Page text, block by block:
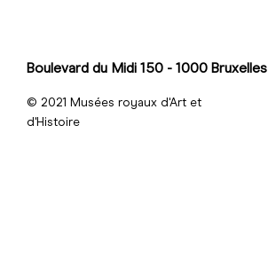
Boulevard du Midi 150 - 1000 Bruxelles
© 2021 Musées royaux d'Art et
d'Histoire